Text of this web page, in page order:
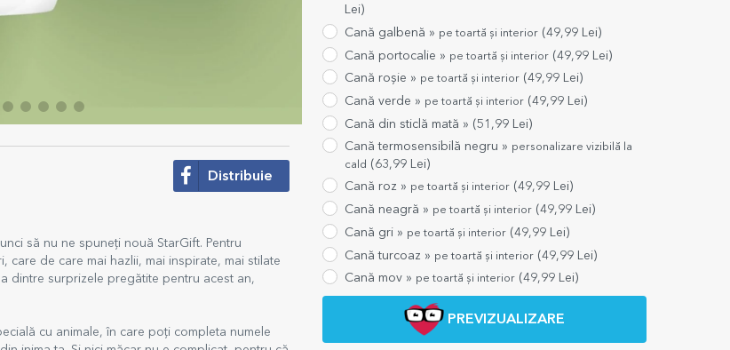
Lei)
Cană galbenă » pe toartă și interior(49,99Lei)
Cană portocalie » pe toartă și interior(49,99Lei)
Cană roșie » pe toartă și interior(49,99Lei)
Cană verde » pe toartă și interior(49,99Lei)
Cană din sticlă mată » (51,99Lei)
Cană termosensibilă negru » personalizare vizibilă la
cald (63,99Lei)
Cană roz » pe toartă și interior(49,99Lei)
Cană neagră » pe toartă și interior(49,99Lei)
Cană gri » pe toartă și interior(49,99Lei)
Cană turcoaz » pe toartă și interior(49,99Lei)
Cană mov » pe toartă și interior(49,99Lei)
PREVIZUALIZARE
Distribuie
să nu ne spuneți nouă StarGift. Pentru
de care mai hazlii, mai inspirate, mai stilate
dintre surprizele pregătite pentru acest an,
cu animale, în care poți completa numele